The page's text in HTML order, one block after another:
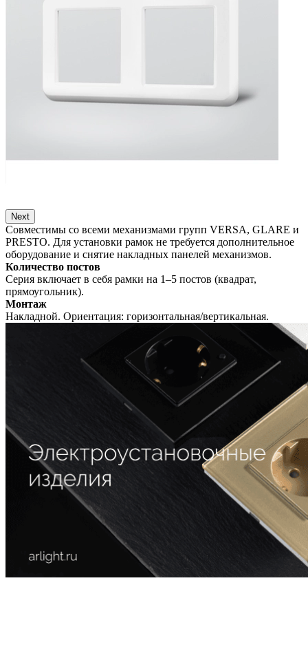
Next
Совместимы со всеми механизмами групп VERSA, GLARE и
PRESTO. Для установки рамок не требуется дополнительное
оборудование и снятие накладных панелей механизмов.
Количество постов
Серия включает в себя рамки на 1–5 постов (квадрат,
прямоугольник).
Монтаж
Накладной. Ориентация: горизонтальная/вертикальная.